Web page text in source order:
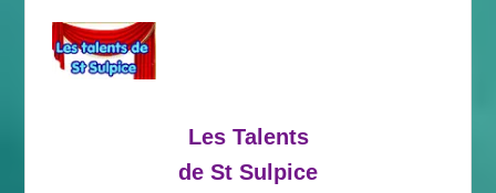
Les Talents
de St Sulpice